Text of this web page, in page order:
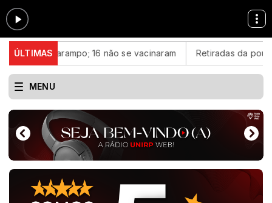
ÚLTIMAS
de sarampo; 16 não se vacinaram Retiradas da poupança
MENU